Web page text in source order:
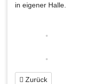
in eigener Halle.
Zurück